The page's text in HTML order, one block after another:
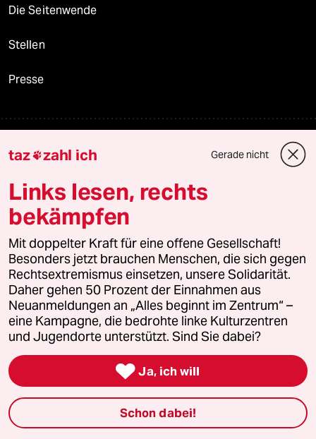
Die Seitenwende
Stellen
Presse
abo
genossenschaft
taz zahl ich
recherchefonds ausland
panterstiftung
panterpreis 2026
Podcast
taz zahl ich Gerade nicht
Links lesen, rechts
bekämpfen
Mit doppelter Kraft für eine offene Gesellschaft!
Besonders jetzt brauchen Menschen, die sich gegen
Rechtsextremismus einsetzen, unsere Solidarität.
Daher gehen 50 Prozent der Einnahmen aus
Neuanmeldungen an „Alles beginnt im Zentrum“ –
eine Kampagne, die bedrohte linke Kulturzentren
und Jugendorte unterstützt. Sind Sie dabei?
 Ja, ich will
Schon dabei!